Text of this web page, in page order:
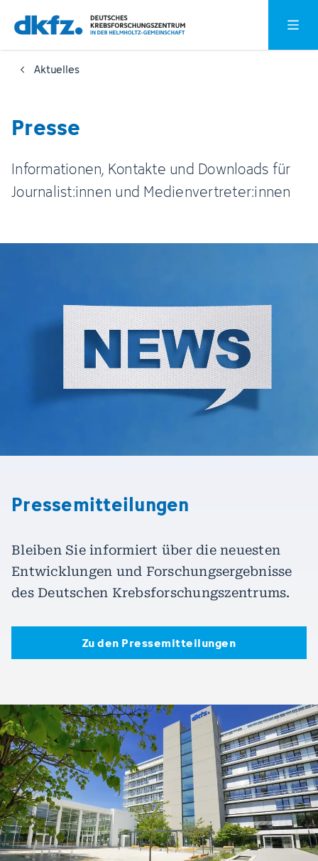
Zum
Hauptinhalt
springen
Zur
Fußzeile
springen
Aktuelles
Presse
Informationen, Kontakte und Downloads für
Journalist:innen und Medienvertreter:innen
Pressemitteilungen
Bleiben Sie informiert über die neuesten
Entwicklungen und Forschungsergebnisse
des Deutschen Krebsforschungszentrums.
Zu den Pressemitteilungen
Zu den Pressemitteilungen